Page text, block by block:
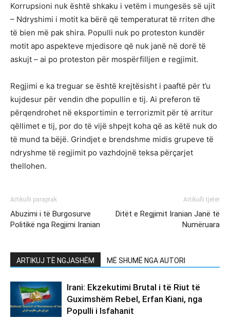
Korrupsioni nuk është shkaku i vetëm i mungesës së ujit
– Ndryshimi i motit ka bërë që temperaturat të rriten dhe
të bien më pak shira. Populli nuk po proteston kundër
motit apo aspekteve mjedisore që nuk janë në dorë të
askujt – ai po proteston për mospërfilljen e regjimit.
Regjimi e ka treguar se është krejtësisht i paaftë për t’u
kujdesur për vendin dhe popullin e tij. Ai preferon të
përqendrohet në eksportimin e terrorizmit për të arritur
qëllimet e tij, por do të vijë shpejt koha që as këtë nuk do
të mund ta bëjë. Grindjet e brendshme midis grupeve të
ndryshme të regjimit po vazhdojnë teksa përçarjet
thellohen.
Artikulli paraprak
Abuzimi i të Burgosurve
Politikë nga Regjimi Iranian
Artikulli tjetër
Ditët e Regjimit Iranian Janë të
Numëruara
ARTIKUJ TË NGJASHËM MË SHUMË NGA AUTORI
Irani: Ekzekutimi Brutal i të Riut të
Guximshëm Rebel, Erfan Kiani, nga
Populli i Isfahanit